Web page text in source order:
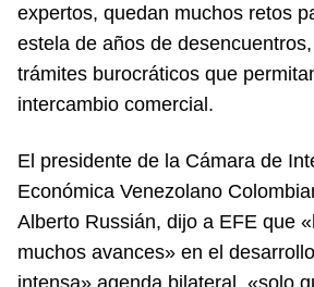
expertos, quedan muchos retos
estela de años de
trámites burocráticos que
intercambio comercial.
El presidente de la Cámara de
Económica Venezolano
Alberto Russián, dijo a EFE que
muchos avances» en el
intensa» agenda bilateral, «solo